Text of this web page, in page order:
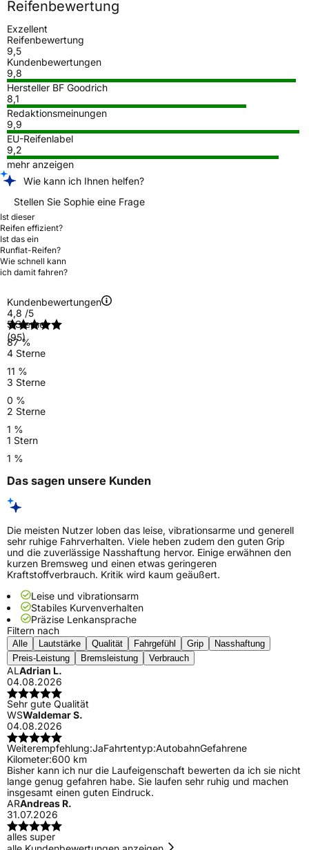
Reifenbewertung
Exzellent
Reifenbewertung
9,5
Kundenbewertungen
9,8
Hersteller BF Goodrich
8,1
Redaktionsmeinungen
9,9
EU-Reifenlabel
9,2
mehr anzeigen
Wie kann ich Ihnen helfen?
Stellen Sie Sophie eine Frage
Ist dieser
Reifen effizient?
Ist das ein
Runflat-Reifen?
Wie schnell kann
ich damit fahren?
Kundenbewertungen
4,8 /5
(95)
5 Sterne
87 %
4 Sterne
11 %
3 Sterne
0 %
2 Sterne
1 %
1 Stern
1 %
Das sagen unsere Kunden
Die meisten Nutzer loben das leise, vibrationsarme und generell
sehr ruhige Fahrverhalten. Viele heben zudem den guten Grip
und die zuverlässige Nasshaftung hervor. Einige erwähnen den
kurzen Bremsweg und einen etwas geringeren
Kraftstoffverbrauch. Kritik wird kaum geäußert.
Leise und vibrationsarm
Stabiles Kurvenverhalten
Präzise Lenkansprache
Filtern nach
Alle Lautstärke Qualität Fahrgefühl Grip
Nasshaftung
Preis-Leistung
Bremsleistung Verbrauch
ALAdrian L.
04.08.2026
Sehr gute Qualität
WSWaldemar S.
04.08.2026
Weiterempfehlung:JaFahrtentyp:AutobahnGefahrene
Kilometer:600 km
Bisher kann ich nur die Laufeigenschaft bewerten da ich sie nicht
lange genug gefahren habe. Sie laufen sehr ruhig und machen
insgesamt einen guten Eindruck.
ARAndreas R.
31.07.2026
alles super